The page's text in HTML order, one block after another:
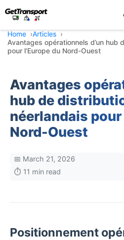
Home
Articles
Avantages opérationnels d’un hub
pour l’Europe du Nord-Ouest
Avantages
hub de
néerlandais pour
Nord-Ouest
📅 March 21, 2026
⏱️ 11 min read
Positionnement